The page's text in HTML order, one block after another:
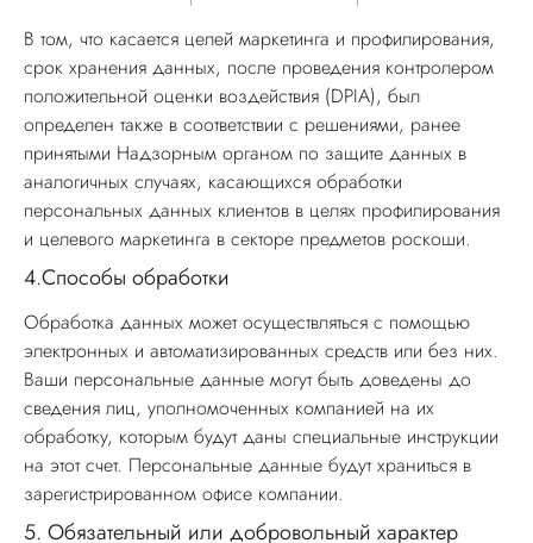
В том, что касается целей маркетинга и профилирования,
срок хранения данных, после проведения контролером
положительной оценки воздействия (DPIA), был
определен также в соответствии с решениями, ранее
принятыми Надзорным органом по защите данных в
аналогичных случаях, касающихся обработки
персональных данных клиентов в целях профилирования
и целевого маркетинга в секторе предметов роскоши.
4.Способы обработки
Обработка данных может осуществляться с помощью
электронных и автоматизированных средств или без них.
Ваши персональные данные могут быть доведены до
сведения лиц, уполномоченных компанией на их
обработку, которым будут даны специальные инструкции
на этот счет. Персональные данные будут храниться в
зарегистрированном офисе компании.
5. Обязательный или добровольный характер